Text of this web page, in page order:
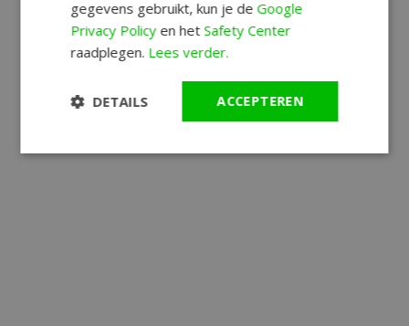
gegevens gebruikt, kun je deGoogle
Privacy Policyen hetSafety Center
raadplegen. Lees verder.
ACCEPTEREN
DETAILS